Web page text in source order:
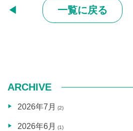
◀︎ 一覧に戻る
ARCHIVE
2026年7月 (2)
2026年6月 (1)